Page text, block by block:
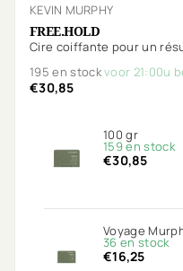
KEVIN MURPHY
FREE.HOLD
Cire coiffante pour un
195 en stockvoor 21:00u
€30,85
100 gr
159 en stock
€30,85
Voyage
36 en stock
€16,25